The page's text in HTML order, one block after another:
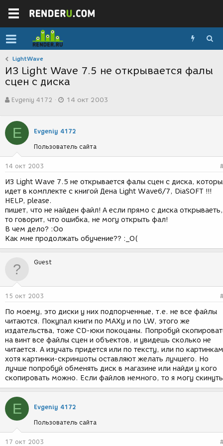
LightWave
ИЗ Light Wave 7.5 не открывается фалы
сцен с диска
в
о
р
т
е
м
ы
Evgeniy 4172
а
с
з
д
и
я
14 окт 2003
E Evgeniy 4172
Пользователь сайта
14 окт 2003
ИЗ Light Wave 7.5 не открывается фалы сцен с диска,
идет в комплекте с книгой Дена Light Wave6/7, DiaSOFT !!!
HELP, please.
пишет, что не найден файл! А если прямо с диска открываеть,
то говорит, что ошибка, не могу открыть фал!
В чем дело? :Оо
Как мне продолжать обучение?? :_О(
Guest
15 окт 2003
По моему, это диски у них подпорченные, т.е. не все файлы
читаются. Покупал книги по MAXy и по LW, этого же
издательства, тоже CD-юки покоцаны. Попробуй
на винт все файлы сцен и объектов, и увидешь сколько не
читается. А изучать придется или по тексту, или по
хотя картинки-скриншоты оставляют желать лучшего. Но
лучше попробуй обменять диск в магазине или найди у кого
скопировать можно. Если файлов немного, то я могу
E Evgeniy 4172
Пользователь сайта
17 окт 2003